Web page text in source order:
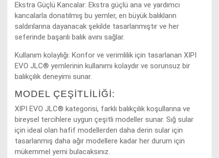
Ekstra Güçlü Kancalar: Ekstra güçlü ana ve yardımcı
kancalarla donatılmış bu yemler, en büyük balıkların
saldırılarına dayanacak şekilde tasarlanmıştır ve her
seferinde başarılı balık avını sağlar.
Kullanım kolaylığı: Konfor ve verimlilik için tasarlanan XIPI
EVO JLC® yemlerinin kullanımı kolaydır ve sorunsuz bir
balıkçılık deneyimi sunar.
MODEL ÇEŞITLILIĞI:
XIPI EVO JLC® kategorisi, farklı balıkçılık koşullarına ve
bireysel tercihlere uygun çeşitli modeller sunar. Sığ sular
için ideal olan hafif modellerden daha derin sular için
tasarlanmış daha ağır modellere kadar her durum için
mükemmel yemi bulacaksınız.